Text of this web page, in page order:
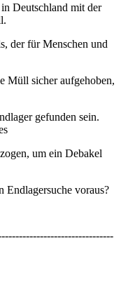
Deutschland mit der
der für Menschen und
Müll sicher aufgehoben,
gefunden sein.
um ein Debakel
Endlagersuche voraus?